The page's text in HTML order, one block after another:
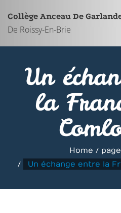
to
content
Collège Anceau De
De Roissy-En-Brie
Un
la
Home
Un échange entre la